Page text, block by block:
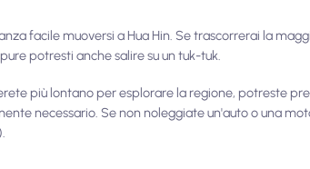
facile muoversi a Hua Hin. Se trascorrerai la
potresti anche salire su un tuk-tuk.
più lontano per esplorare la regione, potreste
necessario. Se non noleggiate un'auto o una